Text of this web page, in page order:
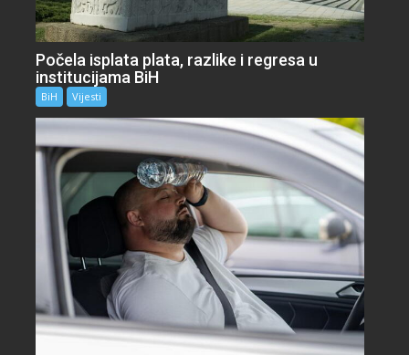
Počela isplata plata, razlike i regresa u
institucijama BiH
BiH Vijesti